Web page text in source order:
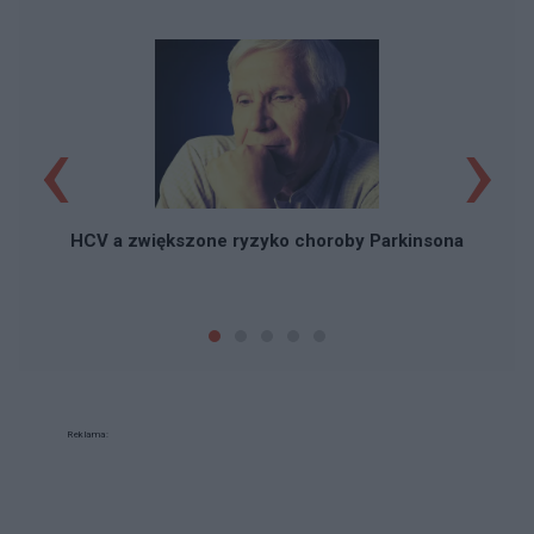
HCV a zwiększone ryzyko choroby Parkinsona
‹ ›
Reklama: